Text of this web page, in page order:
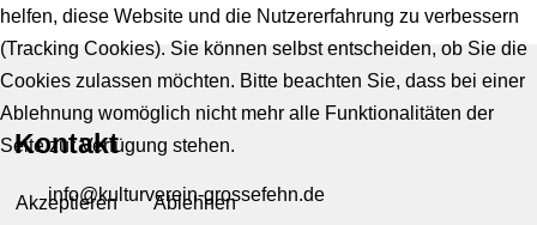
Kontakt
info@kulturverein-grossefehn.de
helfen, diese Website und die Nutzererfahrung zu verbessern
(Tracking Cookies). Sie können selbst entscheiden, ob Sie die
Cookies zulassen möchten. Bitte beachten Sie, dass bei einer
Ablehnung womöglich nicht mehr alle Funktionalitäten der
Seite zur Verfügung stehen.
Akzeptieren Ablehnen